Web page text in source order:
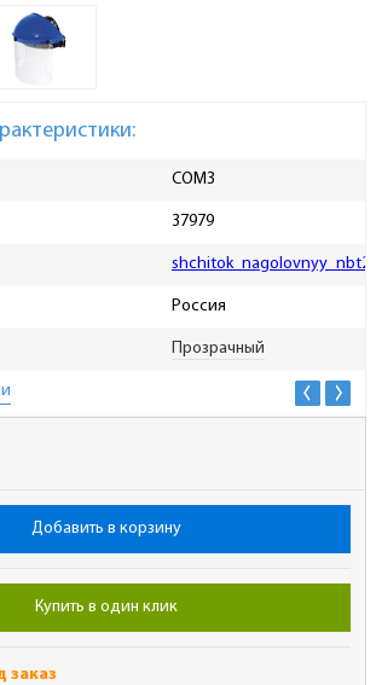
СОМЗ
37979
Россия
Прозрачный
Добавить в корзину
Купить в один клик
заказ